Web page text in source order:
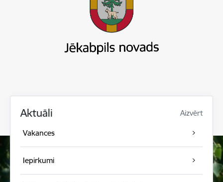
Aktuāli Aizvērt
Vakances
Iepirkumi